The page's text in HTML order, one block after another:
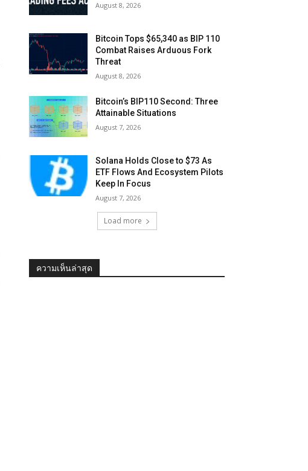
August 8, 2026
Bitcoin Tops $65,340 as BIP 110
Combat Raises Arduous Fork
Threat
August 8, 2026
Bitcoin’s BIP110 Second: Three
Attainable Situations
August 7, 2026
Solana Holds Close to $73 As
ETF Flows And Ecosystem Pilots
Keep In Focus
August 7, 2026
Load more
ความเห็นล่าสุด